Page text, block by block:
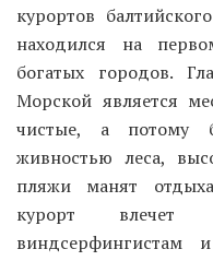
курортов
находился на
богатых городов.
Морской является
чистые, а потому
живностью леса,
пляжи манят
курорт